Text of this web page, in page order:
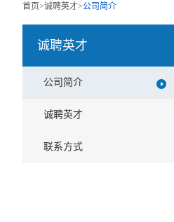
首页>诚聘英才>公司简介
诚聘英才
公司简介
诚聘英才
联系方式